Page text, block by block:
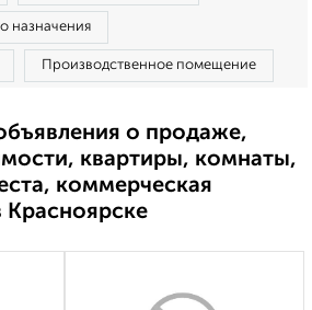
назначения
Производственное помещение
о продаже,
квартиры, комнаты,
коммерческая